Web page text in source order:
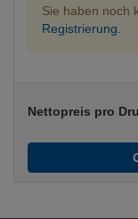
Sie haben noch
Registrierung.
Nettopreis pro